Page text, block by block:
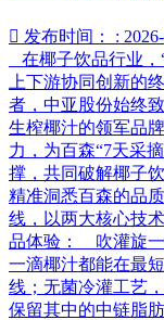
 发布时间： :
在椰子饮品行业，
上下游协同创新的
者，中亚股份始终
生榨椰汁的领军品
力，为百森“7天采
撑，共同破解椰
精准洞悉百森的品
线，以两大核心技
品体验： 吹灌旋一
一滴椰汁都能在最
线；无菌冷灌工艺
保留其中的中链脂